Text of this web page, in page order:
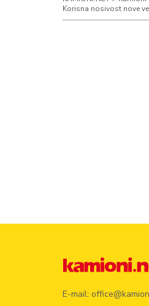
Korisna nosivost nove
E-mail: